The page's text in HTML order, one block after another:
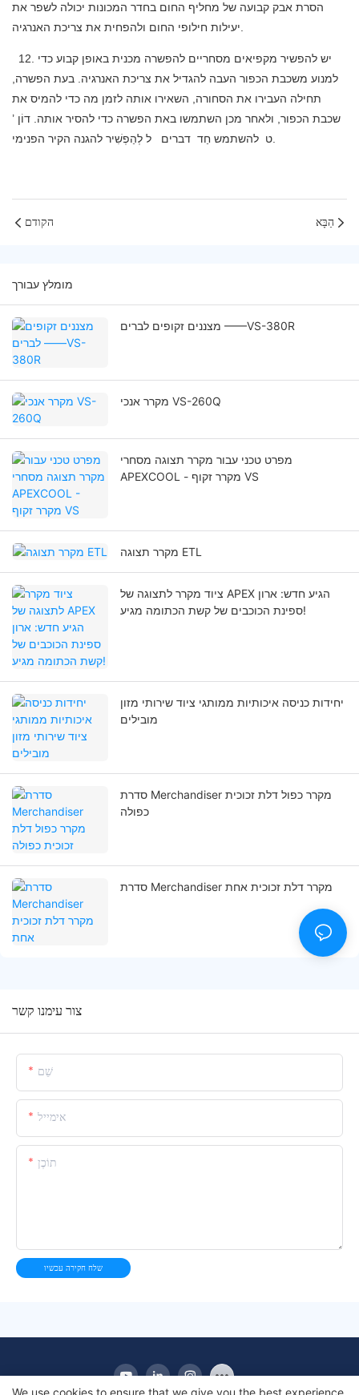
הסרת אבק קבועה של מחליף החום בחדר המכונות יכולה לשפר את
יעילות חילופי החום ולהפחית את צריכת האנרגיה.
12. יש להפשיר מקפיאים מסחריים להפשרה מכנית באופן קבוע כדי
למנוע משכבת ​​הכפור העבה להגדיל את צריכת האנרגיה. בעת הפשרה,
תחילה העבירו את הסחורה, השאירו אותה לזמן מה כדי להמיס את
שכבת הכפור, ולאחר מכן השתמשו באת הפשרה כדי להסיר אותה. דוֹן ’
ט להשתמש חַד דברים ל לְהַפְשִׁיר
הקודם הַבָּא
מומלץ עבורך
מצננים זקופים לברים ——VS-380R
מקרר אנכי VS-260Q
מפרט טכני עבור מקרר תצוגה מסחרי
APEXCOOL - מקרר זקוף VS
מקרר תצוגה ETL
ציוד מקרר לתצוגה של APEX הגיע חדש: ארון
ספינת הכוכבים של קשת הכתומה מגיע!
יחידות כניסה איכותיות ממותגי ציוד שירותי מזון
מובילים
סדרת Merchandiser מקרר כפול דלת זכוכית
כפולה
סדרת Merchandiser מקרר דלת זכוכית אחת
צור עימנו קשר
שֵׁם
אימייל
תוֹכֶן
שלח חקירה עכשיו
We use cookies to ensure that we give you the best experience